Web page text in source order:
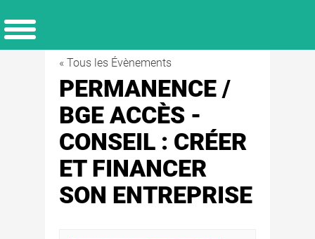
« Tous les Évènements
PERMANENCE /
BGE ACCÈS -
CONSEIL : CRÉER
ET FINANCER
SON ENTREPRISE